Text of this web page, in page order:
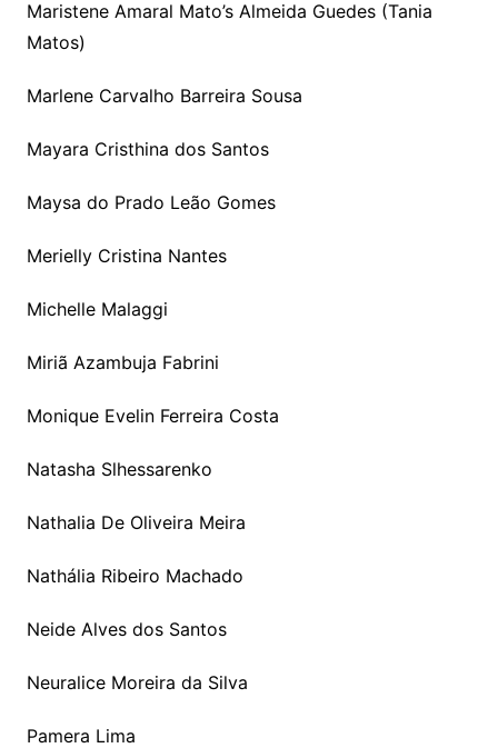
Maristene Amaral Mato’s Almeida Guedes (Tania
Matos)
Marlene Carvalho Barreira Sousa
Mayara Cristhina dos Santos
Maysa do Prado Leão Gomes
Merielly Cristina Nantes
Michelle Malaggi
Miriã Azambuja Fabrini
Monique Evelin Ferreira Costa
Natasha Slhessarenko
Nathalia De Oliveira Meira
Nathália Ribeiro Machado
Neide Alves dos Santos
Neuralice Moreira da Silva
Pamera Lima